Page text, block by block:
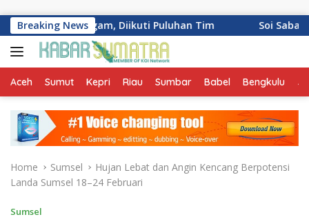
Breaking News
Palinggam, Diikuti Puluhan Tim Soi Sabai Urban
Aceh Sumut Kepri Riau Sumbar Babel Bengkulu
Home Sumsel
Hujan Lebat dan Angin Kencang Berpotensi
Landa Sumsel 18–24 Februari
Sumsel